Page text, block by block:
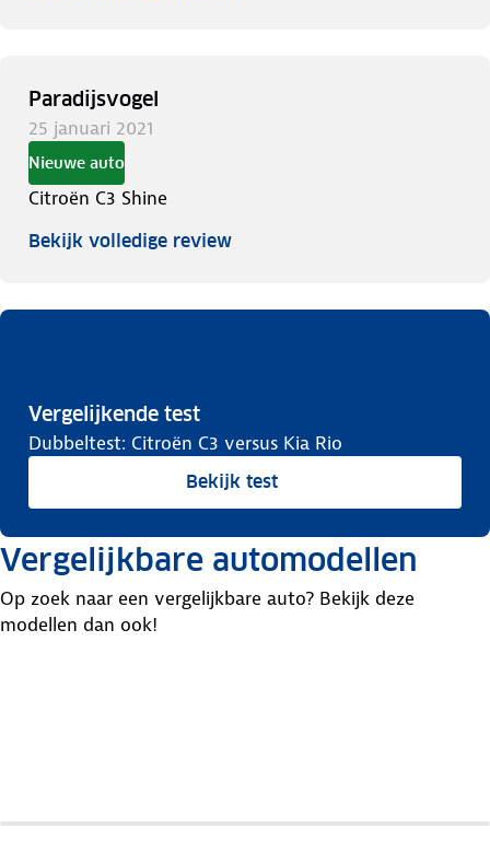
Paradijsvogel
25 januari 2021
Nieuwe auto
Citroën C3 Shine
Bekijk volledige review
Vergelijkende test
Dubbeltest: Citroën C3 versus Kia Rio
Bekijk test
Vergelijkbare automodellen
Op zoek naar een vergelijkbare auto? Bekijk deze
modellen dan ook!